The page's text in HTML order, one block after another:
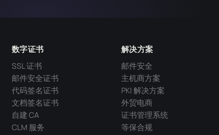
数字证书
SSL 证书
邮件安全证书
代码签名证书
文档签名证书
自建 CA
CLM 服务
解决方案
邮件安全
主机商方案
PKI 解决方案
外贸电商
证书管理系统
等保合规